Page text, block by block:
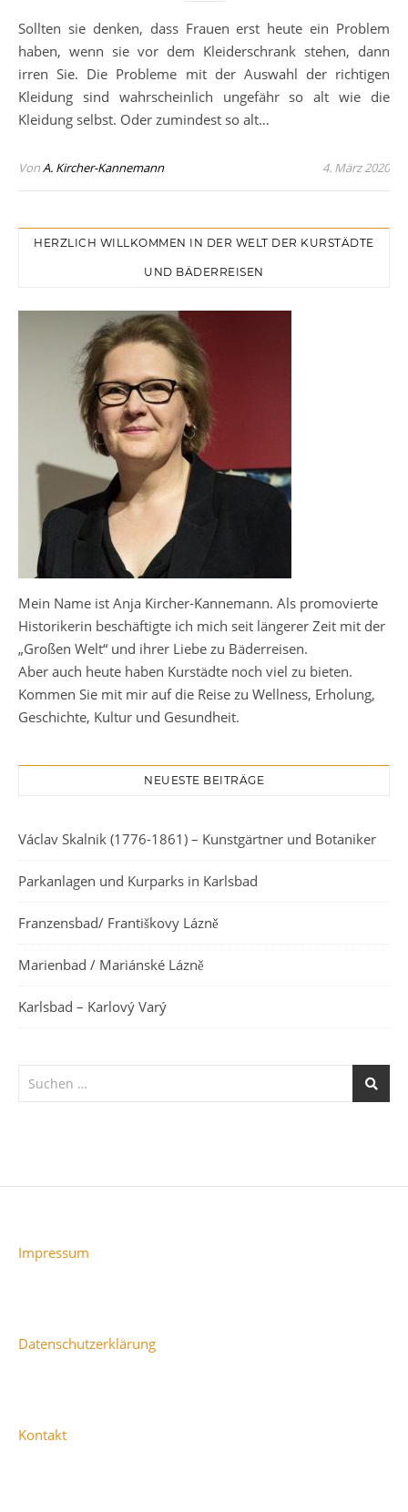
Sollten sie denken, dass Frauen erst heute ein Problem
haben, wenn sie vor dem Kleiderschrank stehen, dann
irren Sie. Die Probleme mit der Auswahl der richtigen
Kleidung sind wahrscheinlich ungefähr so alt wie die
Kleidung selbst. Oder zumindest so alt…
VonA. Kircher-Kannemann 4. März 2020
HERZLICH WILLKOMMEN IN DER WELT DER KURSTÄDTE
UND BÄDERREISEN
Mein Name ist Anja Kircher-Kannemann. Als promovierte
Historikerin beschäftigte ich mich seit längerer Zeit mit der
„Großen Welt“ und ihrer Liebe zu Bäderreisen.
Aber auch heute haben Kurstädte noch viel zu bieten.
Kommen Sie mit mir auf die Reise zu Wellness, Erholung,
Geschichte, Kultur und Gesundheit.
NEUESTE BEITRÄGE
Václav Skalnik (1776-1861) – Kunstgärtner und Botaniker
Parkanlagen und Kurparks in Karlsbad
Franzensbad/ Františkovy Lázně
Marienbad / Mariánské Lázně
Karlsbad – Karlový Varý
Impressum
Datenschutzerklärung
Kontakt